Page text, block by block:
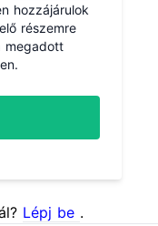
hozzájárulok
részemre
megadott
Lépj be .